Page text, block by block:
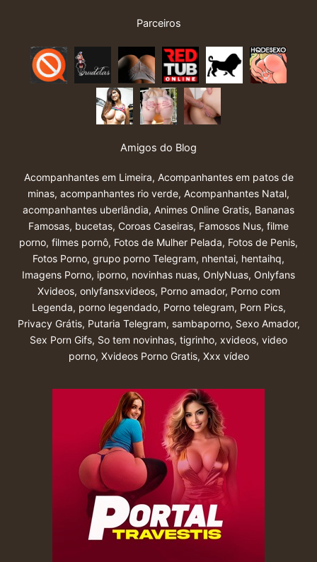
Parceiros
Amigos do Blog
Acompanhantes em Limeira, Acompanhantes em patos de
minas, acompanhantes rio verde, Acompanhantes Natal,
acompanhantes uberlândia, Animes Online Gratis, Bananas
Famosas, bucetas, Coroas Caseiras, Famosos Nus, filme
porno, filmes pornô, Fotos de Mulher Pelada, Fotos de Penis,
Fotos Porno, grupo porno Telegram, nhentai, hentaihq,
Imagens Porno, iporno, novinhas nuas, OnlyNuas, Onlyfans
Xvideos, onlyfansxvideos, Porno amador, Porno com
Legenda, porno legendado, Porno telegram, Porn Pics,
Privacy Grátis, Putaria Telegram, sambaporno, Sexo Amador,
Sex Porn Gifs, So tem novinhas, tigrinho, xvideos, video
porno, Xvideos Porno Gratis, Xxx vídeo